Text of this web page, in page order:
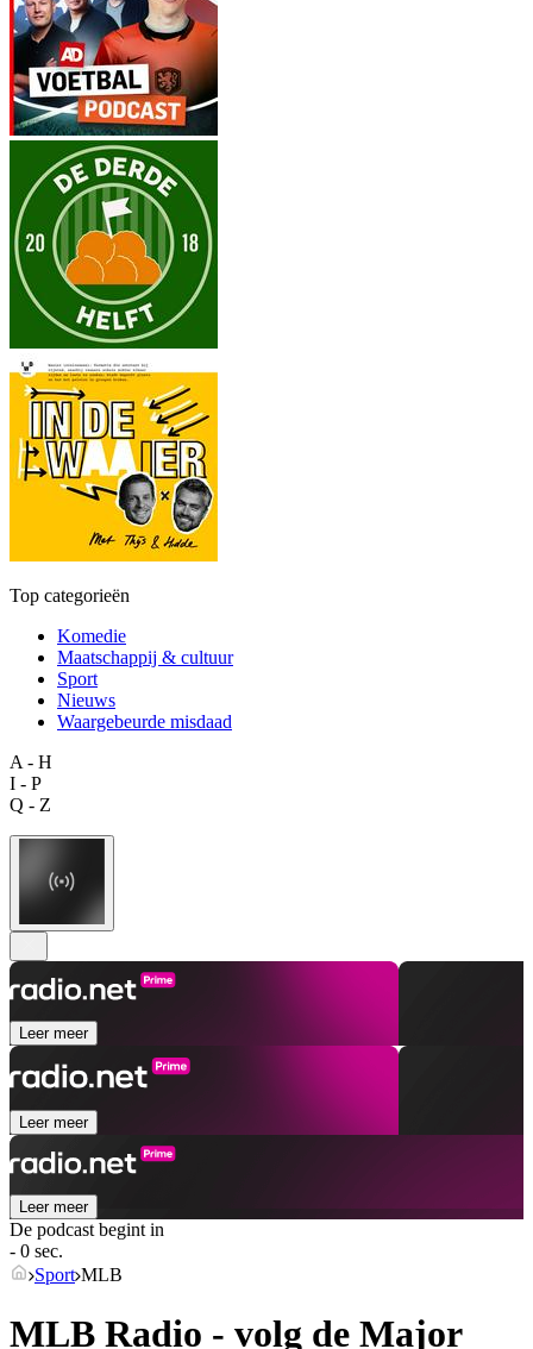
Top categorieën
Komedie
Maatschappij & cultuur
Sport
Nieuws
Waargebeurde misdaad
A - H
I - P
Q - Z
Leer meer
Leer meer
Leer meer
De podcast begint in
- 0 sec.
Sport MLB
MLB Radio - volg de Major